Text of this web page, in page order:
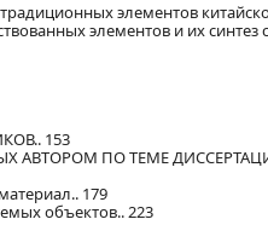
элементов
элементов и их
153
АВТОРОМ ПО ТЕМЕ
179
объектов.. 223